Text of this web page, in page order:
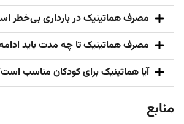
مصرف هماتینیک در بارداری بی‌خطر
مصرف هماتینیک تا چه مدت باید
آیا هماتینیک برای کودکان مناسب
منابع